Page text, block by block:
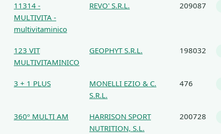
11314 -
MULTIVITA -
multivitaminico
REVO' S.R.L. 209087
123 VIT
MULTIVITAMINICO
GEOPHYT S.R.L. 198032
3 + 1 PLUS
MONELLI EZIO & C.
S.R.L.
476
360º MULTI AM
HARRISON SPORT
NUTRITION, S.L.
200728